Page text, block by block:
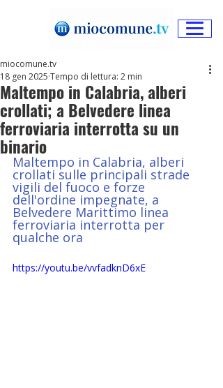
Maltempo in Calabria, alberi
crollati; a Belvedere linea
ferroviaria interrotta su un
binario
miocomune.tv
18 gen 2025 Tempo di lettura: 2 min
Maltempo in Calabria, alberi
crollati sulle principali strade
vigili del fuoco e forze
dell'ordine impegnate, a
Belvedere Marittimo linea
ferroviaria interrotta per
qualche ora
https://youtu.be/vvfadknD6xE